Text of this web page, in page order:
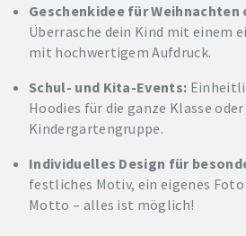
Geschenkidee für
Überrasche dein Kind mit einem
mit hochwertigem Aufdruck.
Schul- und Kita-Events:
Hoodies für die ganze Klasse oder
Kindergartengruppe.
Individuelles Design für
festliches Motiv, ein eigenes
Motto – alles ist möglich!